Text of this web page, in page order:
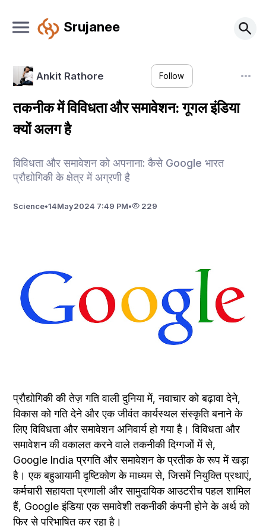
Srujanee
Ankit Rathore Follow
तकनीक में विविधता और समावेशन: गूगल इंडिया
क्यों अलग है
विविधता और समावेशन को अपनाना: कैसे Google भारत
प्रौद्योगिकी के क्षेत्र में अग्रणी है
Science•14May2024 7:49 PM• 229
प्रौद्योगिकी की तेज़ गति वाली दुनिया में, नवाचार को बढ़ावा देने,
विकास को गति देने और एक जीवंत कार्यस्थल संस्कृति बनाने के
लिए विविधता और समावेशन अनिवार्य हो गया है। विविधता और
समावेशन की वकालत करने वाले तकनीकी दिग्गजों में से,
Google India प्रगति और समावेशन के प्रतीक के रूप में खड़ा
है। एक बहुआयामी दृष्टिकोण के माध्यम से, जिसमें नियुक्ति प्रथाएं,
कर्मचारी सहायता प्रणाली और सामुदायिक आउटरीच पहल शामिल
हैं, Google इंडिया एक समावेशी तकनीकी कंपनी होने के अर्थ को
फिर से परिभाषित कर रहा है।